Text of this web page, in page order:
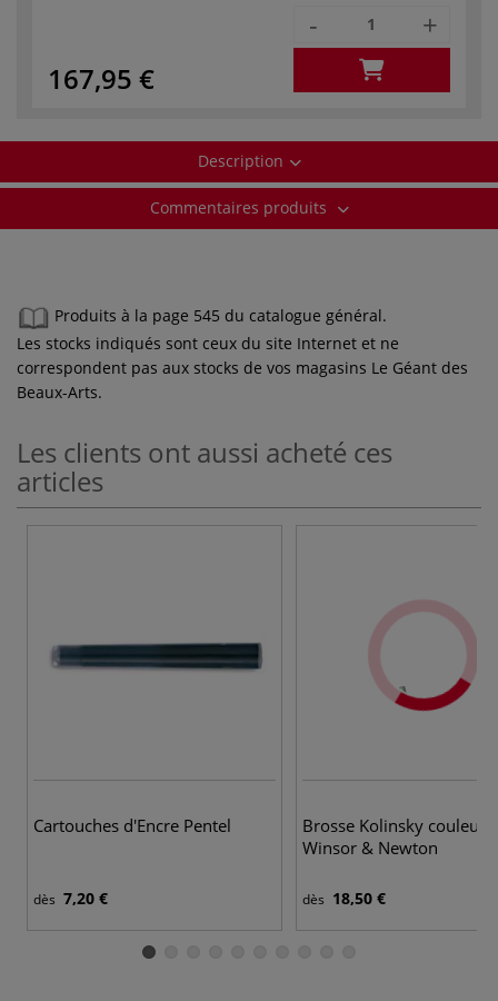
167,95 €
- +
Description
Commentaires produits
Produits à la page 545 du catalogue général.
Les stocks indiqués sont ceux du site Internet et ne
correspondent pas aux stocks de vos magasins Le Géant des
Beaux-Arts.
Les clients ont aussi acheté ces
articles
Cartouches d'Encre Pentel
dès 7,20 €
Brosse Kolinsky couleur
Winsor & Newton
dès 18,50 €